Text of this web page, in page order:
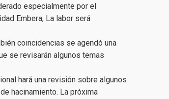
especialmente por el
Embera, La labor será
coincidencias se agendó una
se revisarán algunos temas
hará una revisión sobre algunos
hacinamiento. La próxima